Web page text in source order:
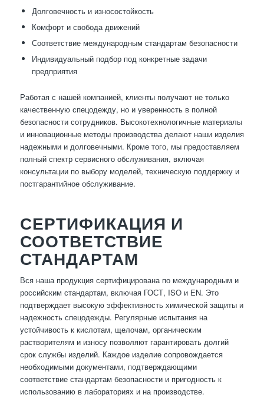
Долговечность и износостойкость
Комфорт и свобода движений
Соответствие международным стандартам безопасности
Индивидуальный подбор под конкретные задачи
предприятия
Работая с нашей компанией, клиенты получают не только
качественную спецодежду, но и уверенность в полной
безопасности сотрудников. Высокотехнологичные материалы
и инновационные методы производства делают наши изделия
надежными и долговечными. Кроме того, мы предоставляем
полный спектр сервисного обслуживания, включая
консультации по выбору моделей, техническую поддержку и
постгарантийное обслуживание.
СЕРТИФИКАЦИЯ И
СООТВЕТСТВИЕ
СТАНДАРТАМ
Вся наша продукция сертифицирована по международным и
российским стандартам, включая ГОСТ, ISO и EN. Это
подтверждает высокую эффективность химической защиты и
надежность спецодежды. Регулярные испытания на
устойчивость к кислотам, щелочам, органическим
растворителям и износу позволяют гарантировать долгий
срок службы изделий. Каждое изделие сопровождается
необходимыми документами, подтверждающими
соответствие стандартам безопасности и пригодность к
использованию в лабораториях и на производстве.